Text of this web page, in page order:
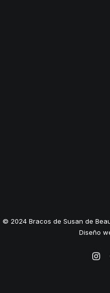
© 2024 Bracos de Susan de
Diseño